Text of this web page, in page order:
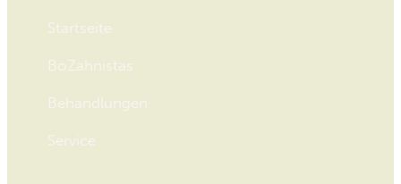
Startseite
BoZahnistas
Behandlungen
Service